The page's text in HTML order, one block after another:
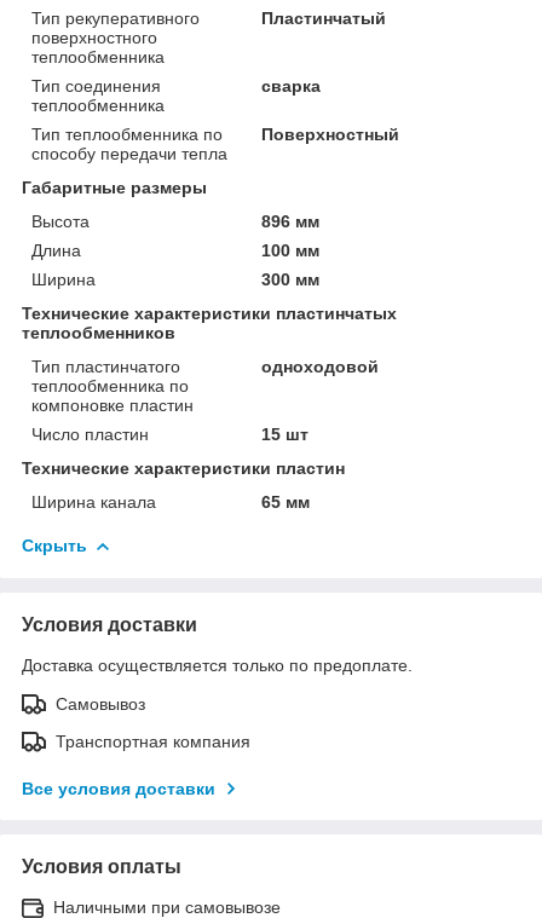
Тип рекуперативного
поверхностного
теплообменника
Пластинчатый
Тип соединения
теплообменника
сварка
Тип теплообменника по
способу передачи тепла
Поверхностный
Габаритные размеры
Высота
896 мм
Длина
100 мм
Ширина
300 мм
Технические характеристики пластинчатых
теплообменников
Тип пластинчатого
теплообменника по
компоновке пластин
одноходовой
Число пластин
15 шт
Технические характеристики пластин
Ширина канала
65 мм
Скрыть
Условия доставки
Доставка осуществляется только по предоплате.
Самовывоз
Транспортная компания
Все условия доставки
Условия оплаты
Наличными при самовывозе